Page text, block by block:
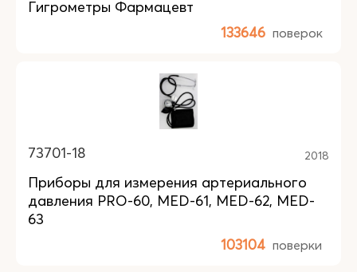
Гигрометры Фармацевт
133646 поверок
73701-18 2018
Приборы для измерения артериального
давления PRO-60, MED-61, MED-62, MED-
63
103104 поверки